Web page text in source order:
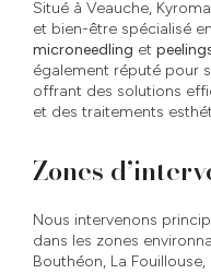
Situé à Veauche,
et bien-être spécialisé en
microneedling et
également réputé pour
offrant des solutions
et des traitements
Zones
Nous intervenons
dans les zones
Bouthéon, La